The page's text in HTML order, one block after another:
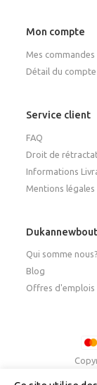
Mon compte
Mes commandes
Détail du compte
Service client
FAQ
Droit de
Informations
Mentions légales
Qui somme nous?
Blog
Offres d'emplois